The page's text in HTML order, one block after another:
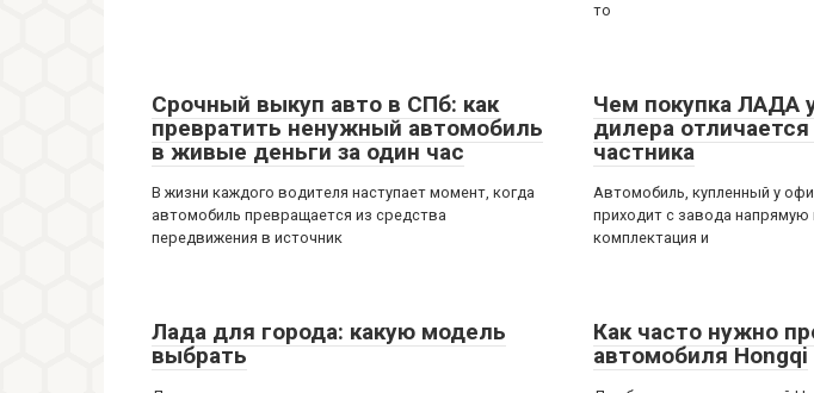
то
Срочный выкуп авто в СПб: как
превратить ненужный автомобиль
в живые деньги за один час
В жизни каждого водителя наступает момент, когда
автомобиль превращается из средства
передвижения в источник
Чем покупка ЛАДА
дилера отличается
частника
Автомобиль, купленный у
приходит с завода напрямую
комплектация и
Лада для города: какую модель
выбрать
Как часто нужно
автомобиля Hongqi